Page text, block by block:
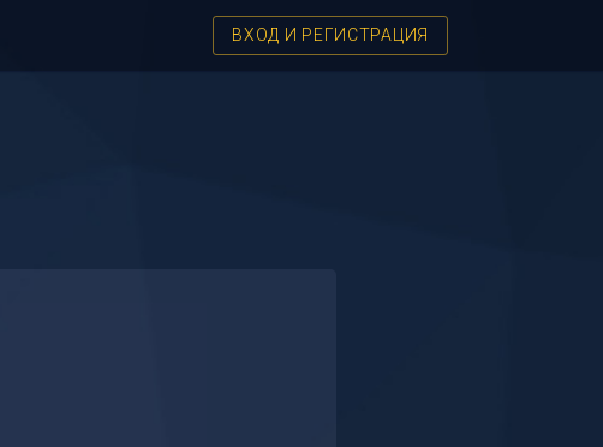
ВХОД И РЕГИСТРАЦИЯ